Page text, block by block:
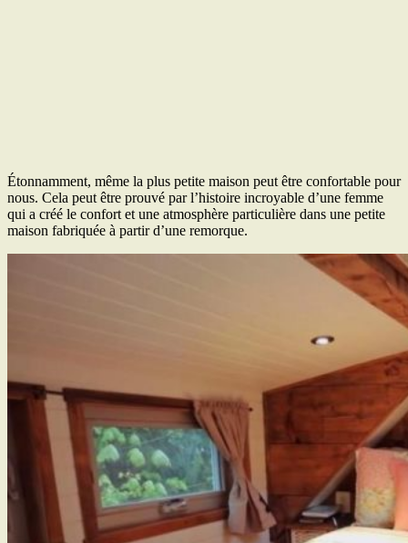
Étonnamment, même la plus petite maison peut être confortable pour
nous. Cela peut être prouvé par l’histoire incroyable d’une femme
qui a créé le confort et une atmosphère particulière dans une petite
maison fabriquée à partir d’une remorque.